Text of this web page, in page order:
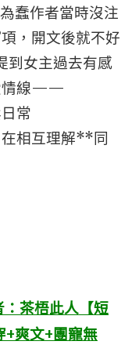
蠢作者當時沒注
，開文後就不好
到女主過去有感
情線——
常
相互理解**同
：茶梧此人【短
+爽文+團寵無